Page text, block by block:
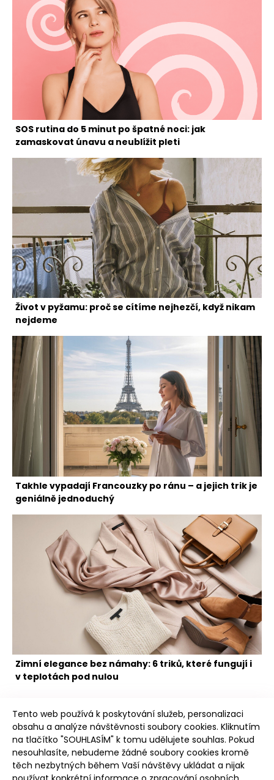
SOS rutina do 5 minut po špatné noci: jak
zamaskovat únavu a neublížit pleti
Život v pyžamu: proč se cítíme nejhezčí, když nikam
nejdeme
Takhle vypadají Francouzky po ránu – a jejich trik je
geniálně jednoduchý
Zimní elegance bez námahy: 6 triků, které fungují i
v teplotách pod nulou
Poudree
Tento web používá k poskytování služeb, personalizaci
obsahu a analýze návštěvnosti soubory cookies. Kliknutím
na tlačítko "SOUHLASÍM" k tomu udělujete souhlas. Pokud
nesouhlasíte, nebudeme žádné soubory cookies kromě
těch nezbytných během Vaší návštěvy ukládat a nijak